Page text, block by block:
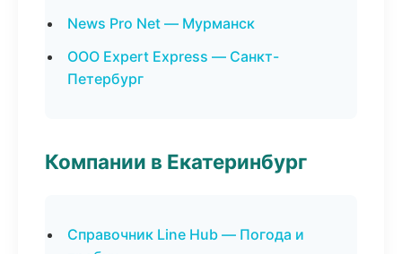
News Pro Net — Мурманск
ООО Expert Express — Санкт-
Петербург
Компании в Екатеринбург
Справочник Line Hub — Погода и